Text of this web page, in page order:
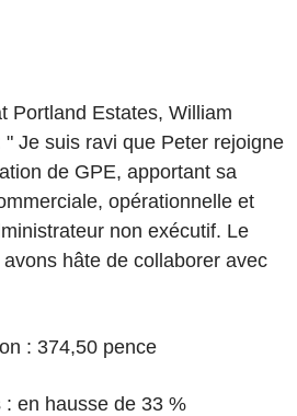
Portland Estates, William
Je suis ravi que Peter rejoigne
de GPE, apportant sa
opérationnelle et
non exécutif. Le
hâte de collaborer avec
: 374,50 pence
en hausse de 33 %